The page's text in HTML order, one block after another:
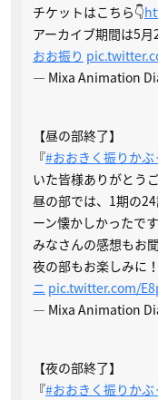
チケットはこちら👇
アーカイブ期間は5
おお振り
— Mixa Animation
【昼の部終了】
『#おおきく振りかぶ
いた皆様ありがとう
昼の部では、1期の
ーン懐かしかったです
みなさんの感想もお
夜の部もお楽しみに！
ニ pic.twitter.com/
— Mixa Animation
【夜の部終了】
『#おおきく振りかぶ